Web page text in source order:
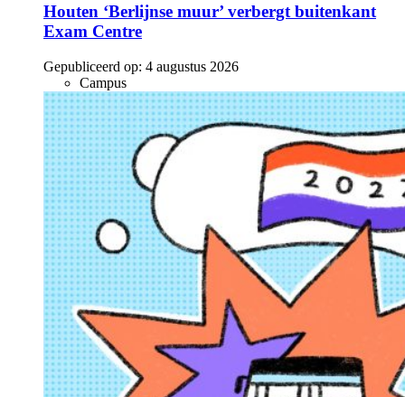
Houten ‘Berlijnse muur’ verbergt buitenkant
Exam Centre
Gepubliceerd op: 4 augustus 2026
Campus